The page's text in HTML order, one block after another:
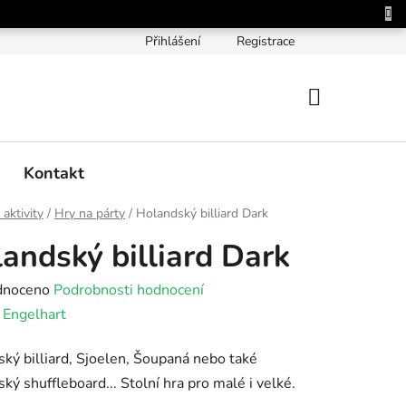
Přihlášení Registrace
Kontakt
aktivity / Hry na párty / Holandský billiard Dark
billiard Dark
Podrobnosti hodnocení
Engelhart
billiard, Sjoelen, Šoupaná nebo také
shuffleboard... Stolní hra pro malé i velké.